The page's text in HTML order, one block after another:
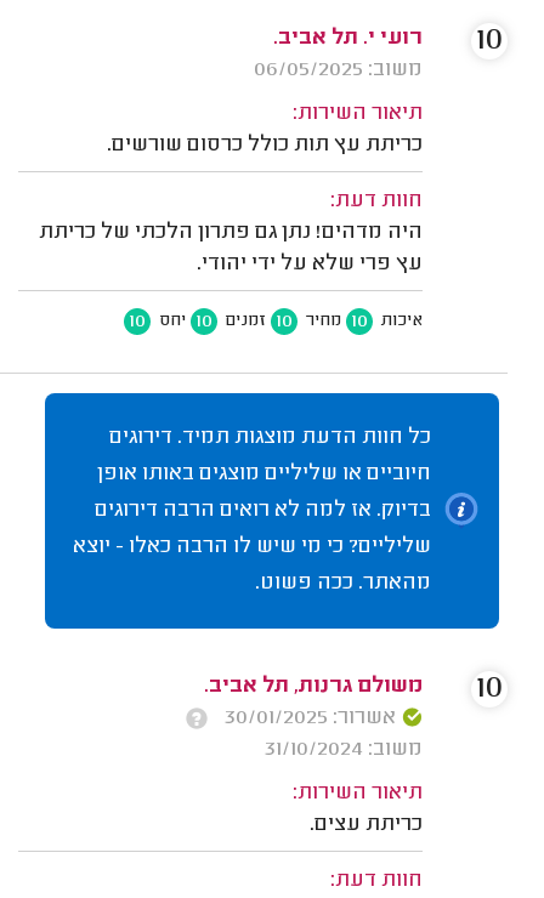
רועי י. תל אביב.
משוב: 06/05/2025
תיאור השירות:
כריתת עץ תות כולל כרסום שורשים.
חוות דעת:
היה מדהים! נתן גם פתרון הלכתי של כריתת
עץ פרי שלא על ידי יהודי.
איכות 10 מחיר 10 זמנים 10 יחס 10
10
כל חוות הדעת מוצגות תמיד. דירוגים
חיוביים או שליליים מוצגים באותו אופן
בדיוק. אז למה לא רואים הרבה דירוגים
שליליים? כי מי שיש לו הרבה כאלו - יוצא
מהאתר. ככה פשוט.
משולם גרנות, תל אביב.
אשרור: 30/01/2025
משוב: 31/10/2024
תיאור השירות:
כריתת עצים.
חוות דעת:
10